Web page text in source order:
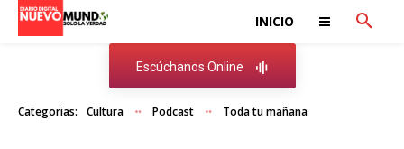
INICIO
Escúchanos Online
Categorias: Cultura Podcast Toda tu mañana